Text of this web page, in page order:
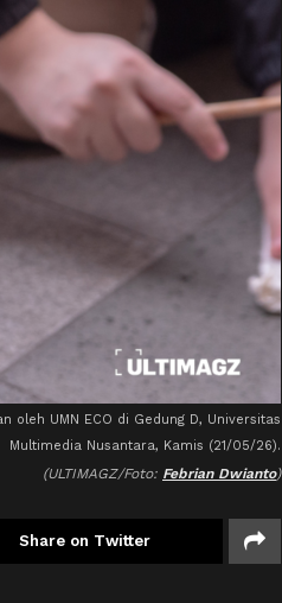
oleh UMN ECO di Gedung D, Universitas
Multimedia Nusantara, Kamis (21/05/26).
(ULTIMAGZ/Foto: Febrian Dwianto)
Share on Twitter